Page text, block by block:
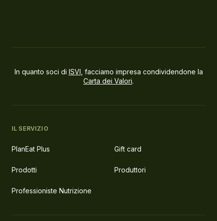
In quanto soci di ISVI , facciamo impresa condividendone la
Carta dei Valori.
IL SERVIZIO
PlanEat Plus Gift card
Prodotti Produttori
Professioniste Nutrizione